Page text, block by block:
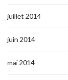
juillet 2014
juin 2014
mai 2014